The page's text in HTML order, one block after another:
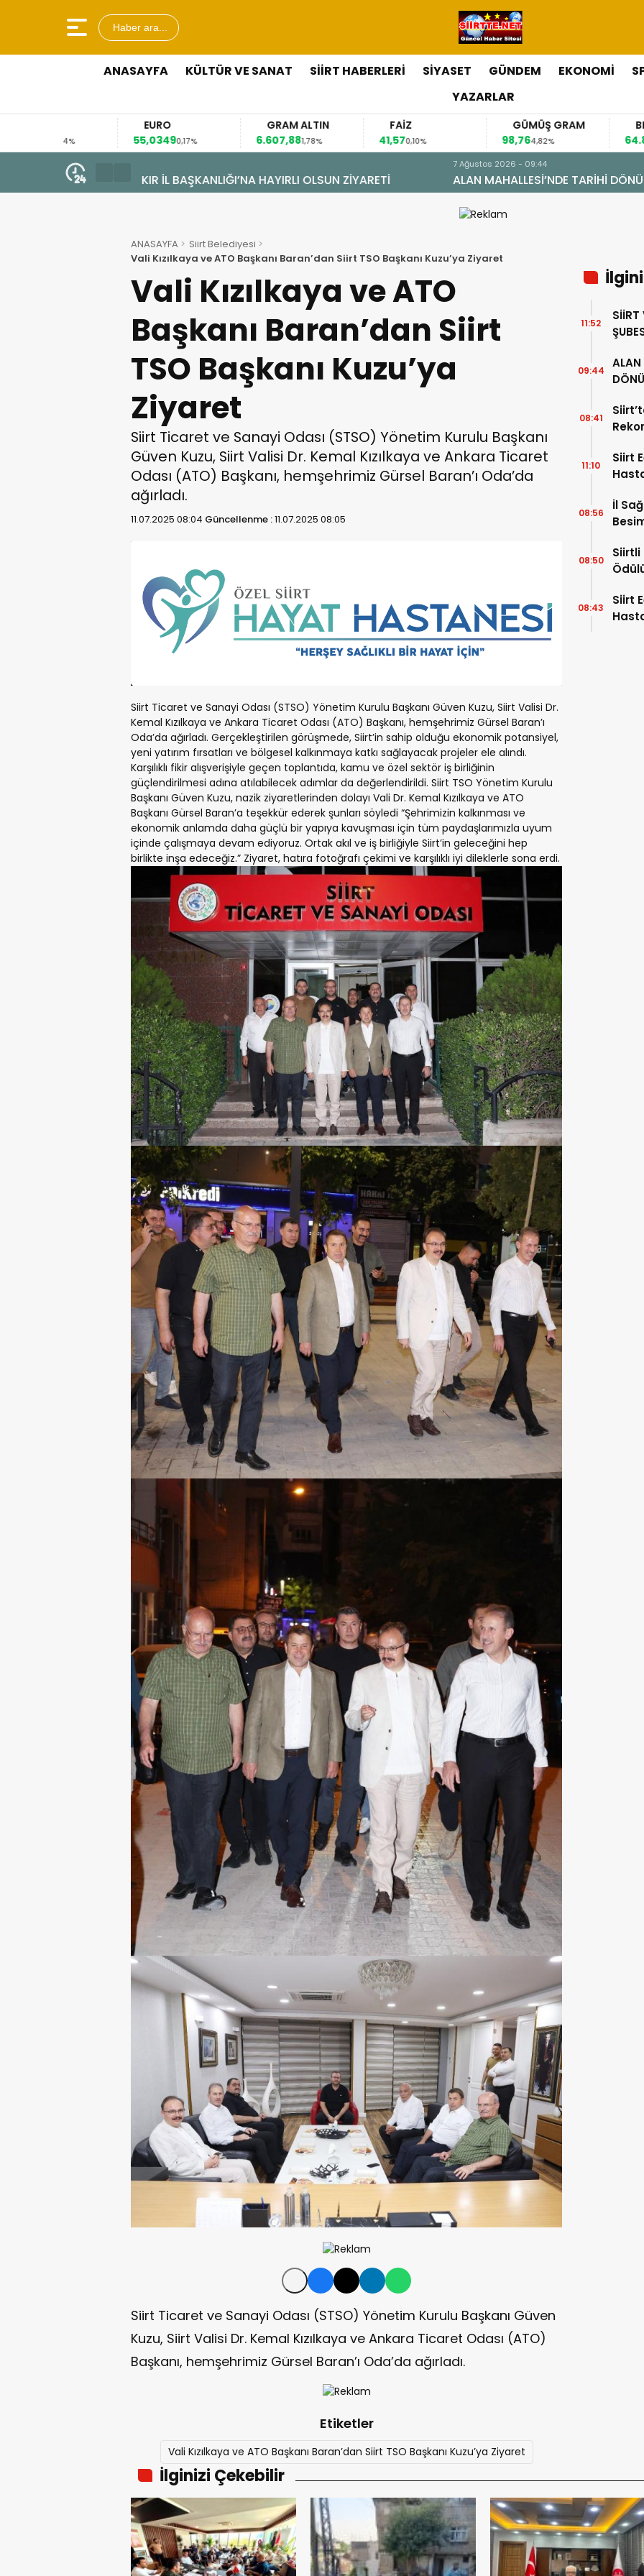
Haber ara...
ANASAYFA KÜLTÜR VE SANAT SİİRT HABERLERİ SİYASET GÜNDEM EKONOMİ
YAZARLAR
55,0349
6.607,88
FAİZ
41,57
GÜMÜŞ GRAM
BITCOIN
0,71%
ZİYARETİ ALAN MAHALLESİ’NDE TARİHİ DÖNÜŞÜM: DOĞAL GAZA KAVUŞTU, 34 YILLIK TAPU SORUNU
ANASAYFA
Siirt Belediyesi
Vali Kızılkaya ve ATO Başkanı Baran’dan Siirt TSO Başkanı Kuzu’ya Ziyaret
Vali Kızılkaya ve ATO
Başkanı Baran’dan Siirt
TSO Başkanı Kuzu’ya
Ziyaret
Siirt Ticaret ve Sanayi Odası (STSO) Yönetim Kurulu Başkanı
Güven Kuzu, Siirt Valisi Dr. Kemal Kızılkaya ve Ankara Ticaret
Odası (ATO) Başkanı, hemşehrimiz Gürsel Baran’ı Oda’da
ağırladı.
11.07.2025 08:04 Güncellenme :11.07.2025 08:05
Siirt Ticaret ve Sanayi Odası (STSO) Yönetim Kurulu Başkanı Güven Kuzu, Siirt Valisi Dr.
Kemal Kızılkaya ve Ankara Ticaret Odası (ATO) Başkanı, hemşehrimiz Gürsel Baran’ı
Oda’da ağırladı. Gerçekleştirilen görüşmede, Siirt’in sahip olduğu ekonomik potansiyel,
yeni yatırım fırsatları ve bölgesel kalkınmaya katkı sağlayacak projeler ele alındı.
Karşılıklı fikir alışverişiyle geçen toplantıda, kamu ve özel sektör iş birliğinin
güçlendirilmesi adına atılabilecek adımlar da değerlendirildi. Siirt TSO Yönetim Kurulu
Başkanı Güven Kuzu, nazik ziyaretlerinden dolayı Vali Dr. Kemal Kızılkaya ve ATO
Başkanı Gürsel Baran’a teşekkür ederek şunları söyledi “Şehrimizin kalkınması ve
ekonomik anlamda daha güçlü bir yapıya kavuşması için tüm paydaşlarımızla uyum
içinde çalışmaya devam ediyoruz. Ortak akıl ve iş birliğiyle Siirt’in geleceğini hep
birlikte inşa edeceğiz.” Ziyaret, hatıra fotoğrafı çekimi ve karşılıklı iyi dileklerle sona erdi.
Siirt Ticaret ve Sanayi Odası (STSO) Yönetim Kurulu Başkanı Güven
Kuzu, Siirt Valisi Dr. Kemal Kızılkaya ve Ankara Ticaret Odası (ATO)
Başkanı, hemşehrimiz Gürsel Baran’ı Oda’da ağırladı.
Etiketler
Vali Kızılkaya ve ATO Başkanı Baran’dan Siirt TSO Başkanı Kuzu’ya Ziyaret
SİİRT
11:52
ALAN
09:44
08:41
Siirt
11:10
İl
08:56
Siirtli
08:50
Siirt
08:43
İlginizi Çekebilir